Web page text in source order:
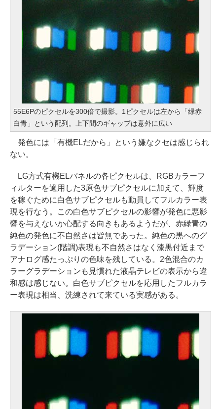
55E6Pのピクセルを300倍で撮影。1ピクセルは左から「緑赤
白青」という配列。上下間のギャップは意外に広い
発色には「有機ELだから」という嫌なクセは感じられ
ない。
LG方式有機ELパネルの各ピクセルは、RGBカラーフ
ィルターを適用した3原色サブピクセルに加えて、輝度
を稼ぐために白色サブピクセルも動員してフルカラー表
現を行なう。この白色サブピクセルの影響が発色に悪影
響を与えないか心配する向きもあるようだが、赤緑青の
純色の発色に不自然さは皆無であった。純色の黒へのグ
ラデーション(階調)表現も不自然さはなく漆黒付近まで
アナログ感たっぷりの色味を残している。2色混合のカ
ラーグラデーションも見慣れた液晶テレビの表示から違
和感は感じない。白色サブピクセルを応用したフルカラ
ー表現は相当、洗練されて来ている実感がある。